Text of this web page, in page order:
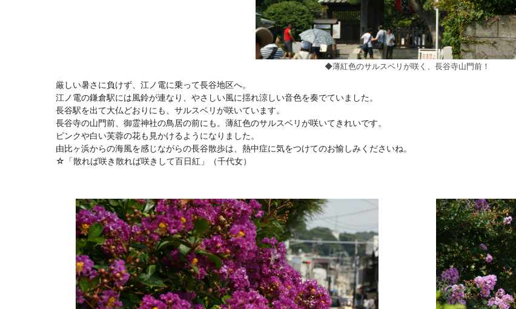
◆薄紅色のサルスベリが咲く、長谷寺山門前！
厳しい暑さに負けず、江ノ電に乗って長谷地区へ。
江ノ電の鎌倉駅には風鈴が連なり、やさしい風に揺れ涼しい音色を奏でていました。
長谷駅を出て大仏どおりにも、サルスベリが咲いています。
長谷寺の山門前、御霊神社の鳥居の前にも。薄紅色のサルスベリが咲いてきれいです。
ピンクや白い芙蓉の花も見かけるようになりました。
由比ヶ浜からの海風を感じながらの長谷散歩は、熱中症に気をつけてのお愉しみくださいね。
☆「散れば咲き散れば咲きして百日紅」（千代女）